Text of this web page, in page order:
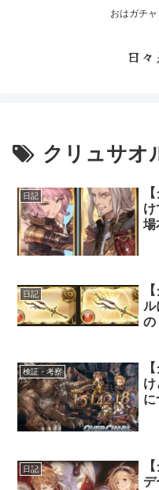
おはガチ
日
クリュサオ
日記
場
日記
の
検証・考察
け
日記